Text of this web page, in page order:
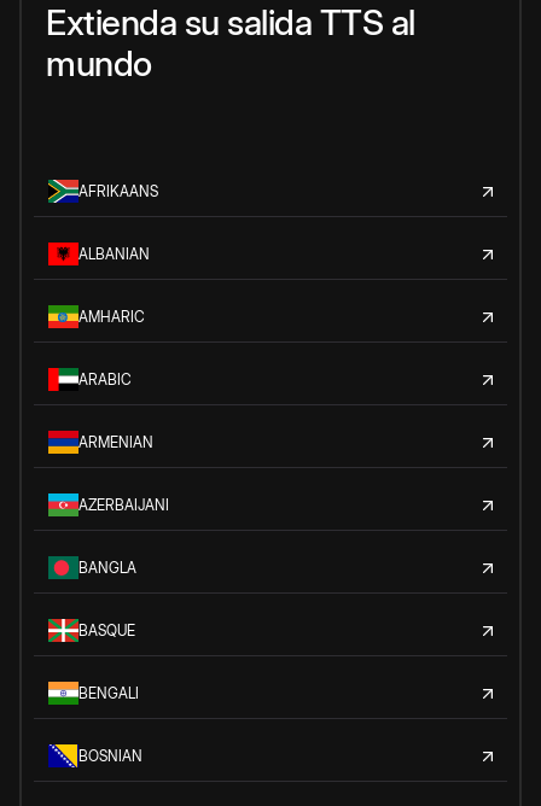
Extienda su salida TTS al
mundo
AFRIKAANS
ALBANIAN
AMHARIC
ARABIC
ARMENIAN
AZERBAIJANI
BANGLA
BASQUE
BENGALI
BOSNIAN